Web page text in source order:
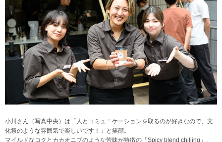
小川さん（写真中央）は「人とコミュニケーションを取るのが好きなので、文
化祭のような雰囲気で楽しいです！」と笑顔。
マイルドなコクとカカオニブのような苦味が特徴の「Spicy blend chilling」、